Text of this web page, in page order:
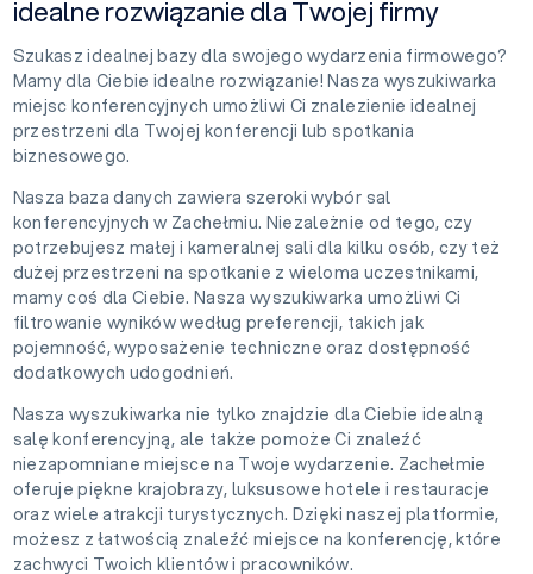
idealne rozwiązanie dla Twojej firmy
Szukasz idealnej bazy dla swojego wydarzenia firmowego?
Mamy dla Ciebie idealne rozwiązanie! Nasza wyszukiwarka
miejsc konferencyjnych umożliwi Ci znalezienie idealnej
przestrzeni dla Twojej konferencji lub spotkania
biznesowego.
Nasza baza danych zawiera szeroki wybór sal
konferencyjnych w Zachełmiu. Niezależnie od tego, czy
potrzebujesz małej i kameralnej sali dla kilku osób, czy też
dużej przestrzeni na spotkanie z wieloma uczestnikami,
mamy coś dla Ciebie. Nasza wyszukiwarka umożliwi Ci
filtrowanie wyników według preferencji, takich jak
pojemność, wyposażenie techniczne oraz dostępność
dodatkowych udogodnień.
Nasza wyszukiwarka nie tylko znajdzie dla Ciebie idealną
salę konferencyjną, ale także pomoże Ci znaleźć
niezapomniane miejsce na Twoje wydarzenie. Zachełmie
oferuje piękne krajobrazy, luksusowe hotele i restauracje
oraz wiele atrakcji turystycznych. Dzięki naszej platformie,
możesz z łatwością znaleźć miejsce na konferencję, które
zachwyci Twoich klientów i pracowników.